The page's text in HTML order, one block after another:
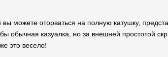
можете оторваться на полную катушку,
обычная казуалка, но за внешней простотой
это весело!